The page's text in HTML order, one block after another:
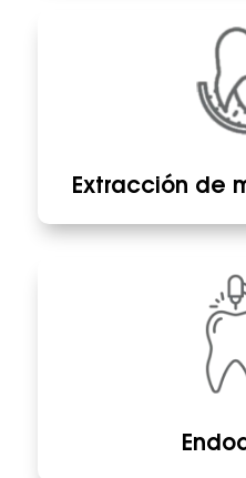
Extracción de